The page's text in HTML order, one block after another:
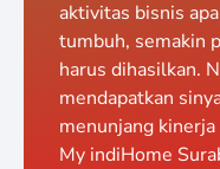
aktivitas bisnis
tumbuh, semakin
harus dihasilkan.
mendapatkan
menunjang
My indiHome